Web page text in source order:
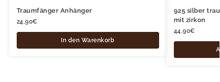
Traumfänger Anhänger
24,90€
In den Warenkorb
925 silber
mit zirkon
44,90€